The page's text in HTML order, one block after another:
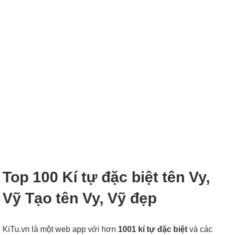
Top 100 Kí tự đặc biệt tên Vy,
Vỹ Tạo tên Vy, Vỹ đẹp
KiTu.vn là một web app với hơn 1001 kí tự đặc biệt và các